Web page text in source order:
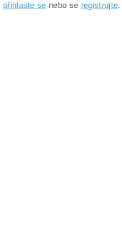
přihlaste se nebo se registrujte.